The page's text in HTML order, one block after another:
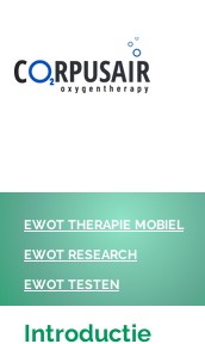
EWOT THERAPIE MOBIEL
EWOT RESEARCH
EWOT TESTEN
Introductie